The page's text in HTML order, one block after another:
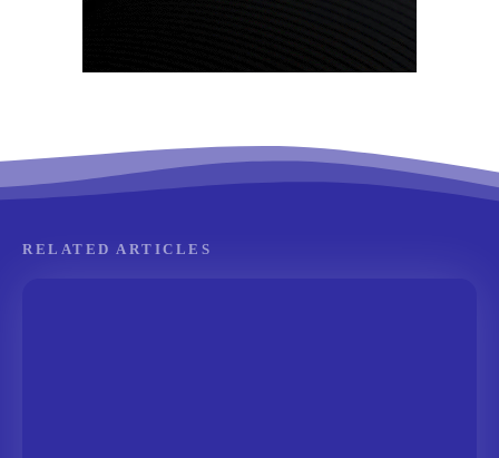
RELATED ARTICLES